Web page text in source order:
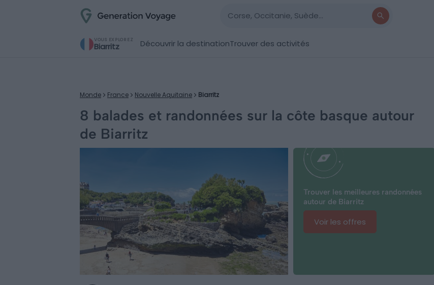
VOUS EXPLOREZ
Biarritz Découvrir la destinationTrouver des activités
Monde France Nouvelle Aquitaine Biarritz
8 balades et randonnées sur la côte basque autour
de Biarritz
Trouver les meilleures randonnées
autour de Biarritz
Voir les offres